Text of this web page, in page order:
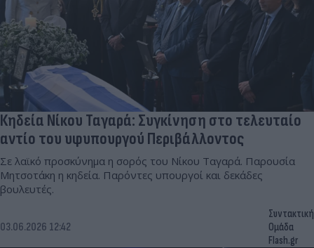
Κηδεία Νίκου Ταγαρά: Συγκίνηση στο τελευταίο
αντίο του υφυπουργού Περιβάλλοντος
Σε λαϊκό προσκύνημα η σορός του Νίκου Ταγαρά. Παρουσία
Μητσοτάκη η κηδεία. Παρόντες υπουργοί και δεκάδες
βουλευτές.
03.06.2026 12:42
Συντακτική
Ομάδα
Flash.gr